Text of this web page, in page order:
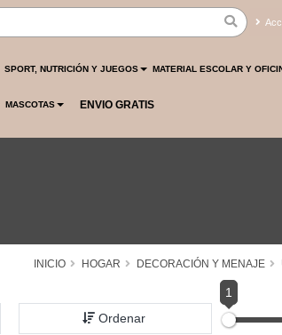
SPORT, NUTRICIÓN Y JUEGOS MATERIAL ESCOLAR Y
MASCOTAS ENVIO GRATIS
INICIO HOGAR DECORACIÓN Y MENAJE
Ordenar
1